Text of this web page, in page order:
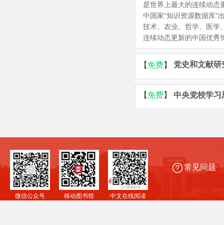
是世界上最大的连续动态
中国家“知识资源数据库”
技术、农业、哲学、医学
连续动态更新的中国优秀
党史和文献
中央党校学习
微信公众号 移动图书馆 中文在线阅读
常见问题